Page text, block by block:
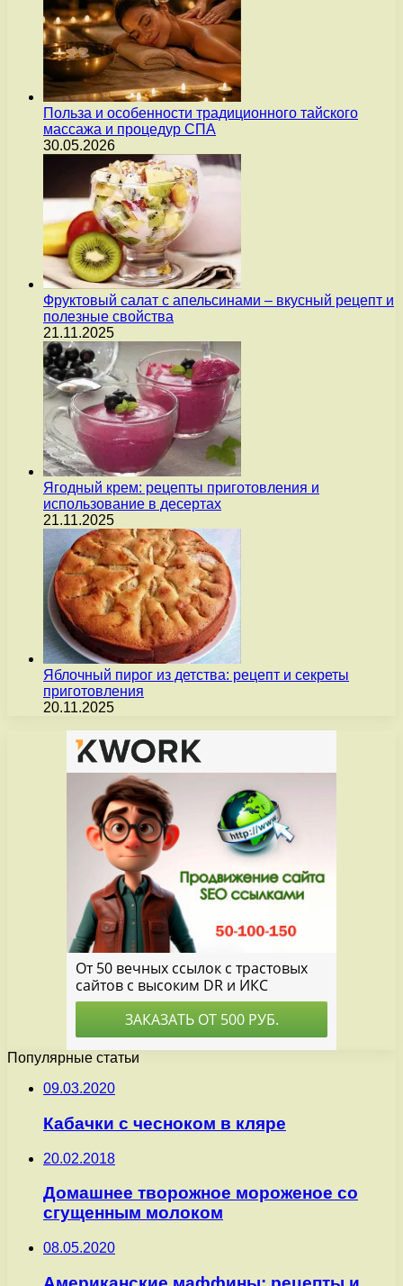
Польза и особенности традиционного тайского
массажа и процедур СПА
30.05.2026
Фруктовый салат с апельсинами – вкусный рецепт и
полезные свойства
21.11.2025
Ягодный крем: рецепты приготовления и
использование в десертах
21.11.2025
Яблочный пирог из детства: рецепт и секреты
приготовления
20.11.2025
Популярные статьи
09.03.2020
Кабачки с чесноком в кляре
20.02.2018
Домашнее творожное мороженое со
сгущенным молоком
08.05.2020